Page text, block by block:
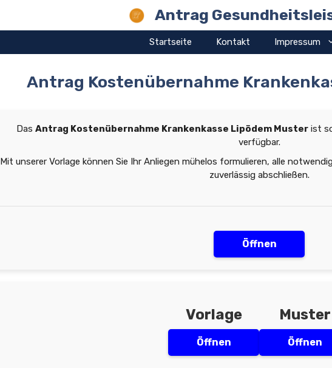
Antrag
Startseite Kontakt Impressum
Antrag Kostenübernahme
Das Antrag Kostenübernahme Krankenkasse Lipödem Musterist
verfügbar.
Mit unserer Vorlage können Sie Ihr Anliegen mühelos formulieren, alle
zuverlässig abschließen.
Öffnen
Vorlage
Öffnen
Muster
Öffnen